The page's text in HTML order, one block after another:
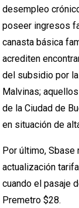
desempleo
poseer ingresos
canasta básica
acrediten
del subsidio por
Malvinas;
de la Ciudad de
en situación de
Por último, Sbase
actualización
cuando el pasaje
Premetro $28.